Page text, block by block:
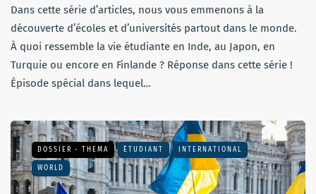
Dans cette série d’articles, nous vous emmenons à la
découverte d’écoles et d’universités partout dans le monde.
À quoi ressemble la vie étudiante en Inde, au Japon, en
Turquie ou encore en Finlande ? Réponse dans cette série !
Épisode spécial dans lequel…
DOSSIER - THEMA ÉTUDIANT INTERNATIONAL
WORLD